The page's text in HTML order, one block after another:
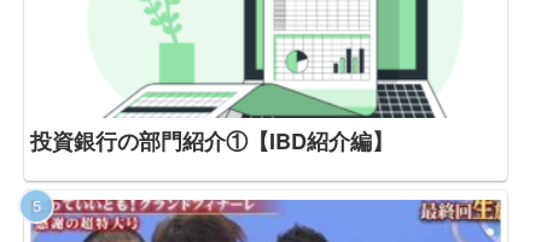
投資銀行の部門紹介①【IBD紹介編】